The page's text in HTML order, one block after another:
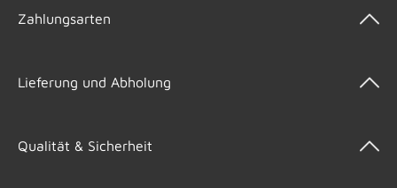
Zahlungsarten
Lieferung und Abholung
Qualität & Sicherheit